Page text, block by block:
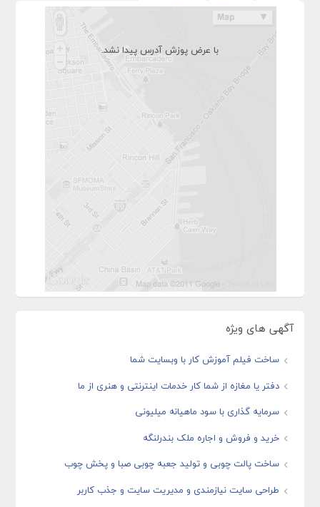
با عرض پوزش آدرس پیدا نشد.
آگهی های ویژه
ساخت فیلم آموزش کار با وبسایت شما
دفتر یا مغازه از شما کار خدمات اینترنتی و هنری از ما
سرمایه گذاری با سود ماهیانه میلیونی
خرید و فروش و اجاره ملک بندرلنگه
ساخت پالت چوبی و تولید جعبه چوبی صبا و پخش چوب
طراحی سایت نیازمندی و مدیریت سایت و جذب کاربر